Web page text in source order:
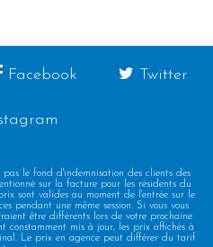
Facebook Twitter
le fond d'indemnisation des clients des
sur la facture pour les résidents du
sont valides au moment de l'entrée sur le
pendant une même session. Si vous vous
être différents lors de votre prochaine
constamment mis à jour, les prix affichés à
Le prix en agence peut différer du tarif